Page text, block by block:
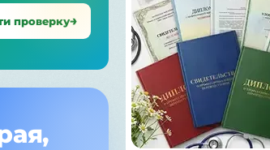
проверку